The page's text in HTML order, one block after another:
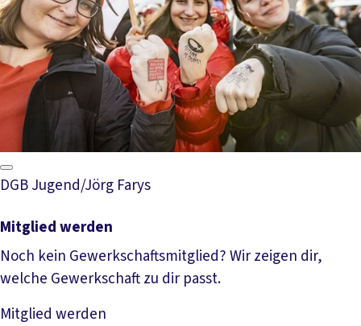
DGB Jugend/Jörg Farys
Mitglied werden
Noch kein Gewerkschaftsmitglied? Wir zeigen dir,
welche Gewerkschaft zu dir passt.
Mitglied werden